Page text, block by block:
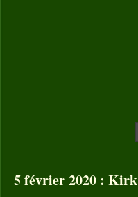
5 février 2020 : Kirk